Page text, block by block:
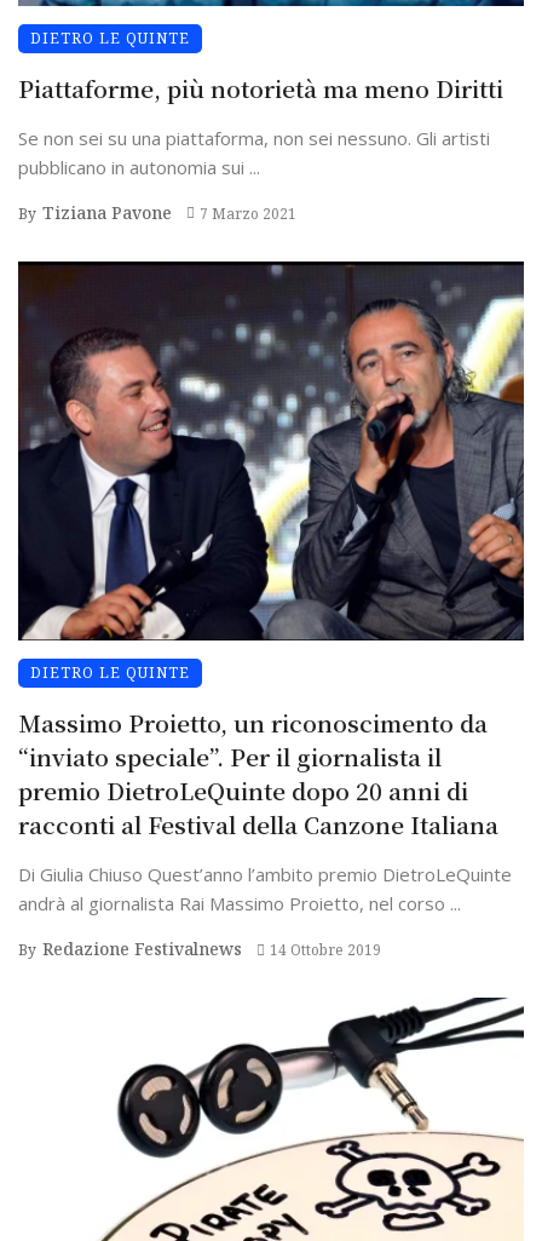
DIETRO LE QUINTE
Piattaforme, più notorietà ma meno Diritti
Se non sei su una piattaforma, non sei nessuno. Gli artisti
pubblicano in autonomia sui ...
By Tiziana Pavone 7 Marzo 2021
DIETRO LE QUINTE
Massimo Proietto, un riconoscimento da
“inviato speciale”. Per il giornalista il
premio DietroLeQuinte dopo 20 anni di
racconti al Festival della Canzone Italiana
Di Giulia Chiuso Quest’anno l’ambito premio DietroLeQuinte
andrà al giornalista Rai Massimo Proietto, nel corso ...
By Redazione Festivalnews 14 Ottobre 2019